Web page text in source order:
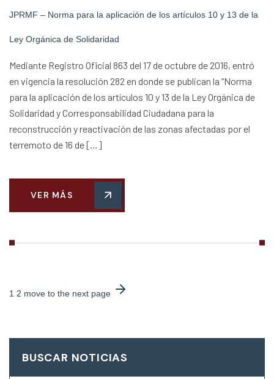
JPRMF – Norma para la aplicación de los artículos 10 y 13 de la
Ley Orgánica de Solidaridad
Mediante Registro Oficial 863 del 17 de octubre de 2016, entró
en vigencia la resolución 282 en donde se publican la “Norma
para la aplicación de los artículos 10 y 13 de la Ley Orgánica de
Solidaridad y Corresponsabilidad Ciudadana para la
reconstrucción y reactivación de las zonas afectadas por el
terremoto de 16 de […]
VER MÁS
1 2 move to the next page
BUSCAR NOTICIAS